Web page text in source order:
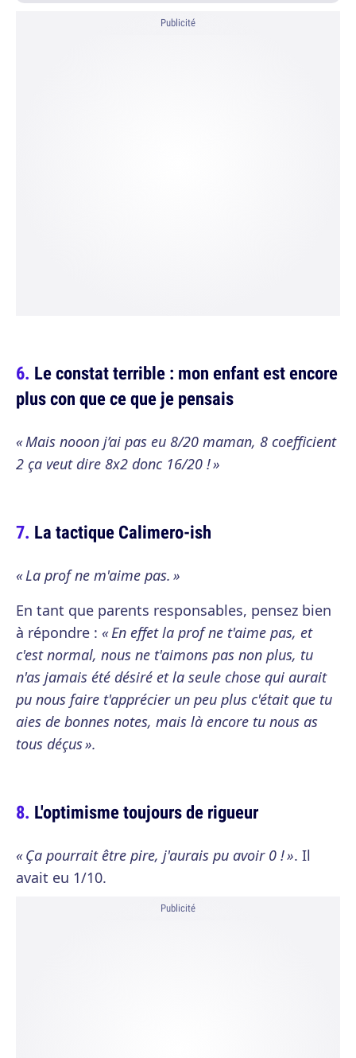
Publicité
Le constat terrible : mon enfant est encore
plus con que ce que je pensais
« Mais nooon j’ai pas eu 8/20 maman, 8 coefficient
2 ça veut dire 8x2 donc 16/20 ! »
La tactique Calimero-ish
« La prof ne m'aime pas. »
En tant que parents responsables, pensez bien
à répondre : « En effet la prof ne t'aime pas, et
c'est normal, nous ne t'aimons pas non plus, tu
n'as jamais été désiré et la seule chose qui aurait
pu nous faire t'apprécier un peu plus c'était que tu
aies de bonnes notes, mais là encore tu nous as
tous déçus ».
L'optimisme toujours de rigueur
« Ça pourrait être pire, j'aurais pu avoir 0 ! ». Il
avait eu 1/10.
Publicité